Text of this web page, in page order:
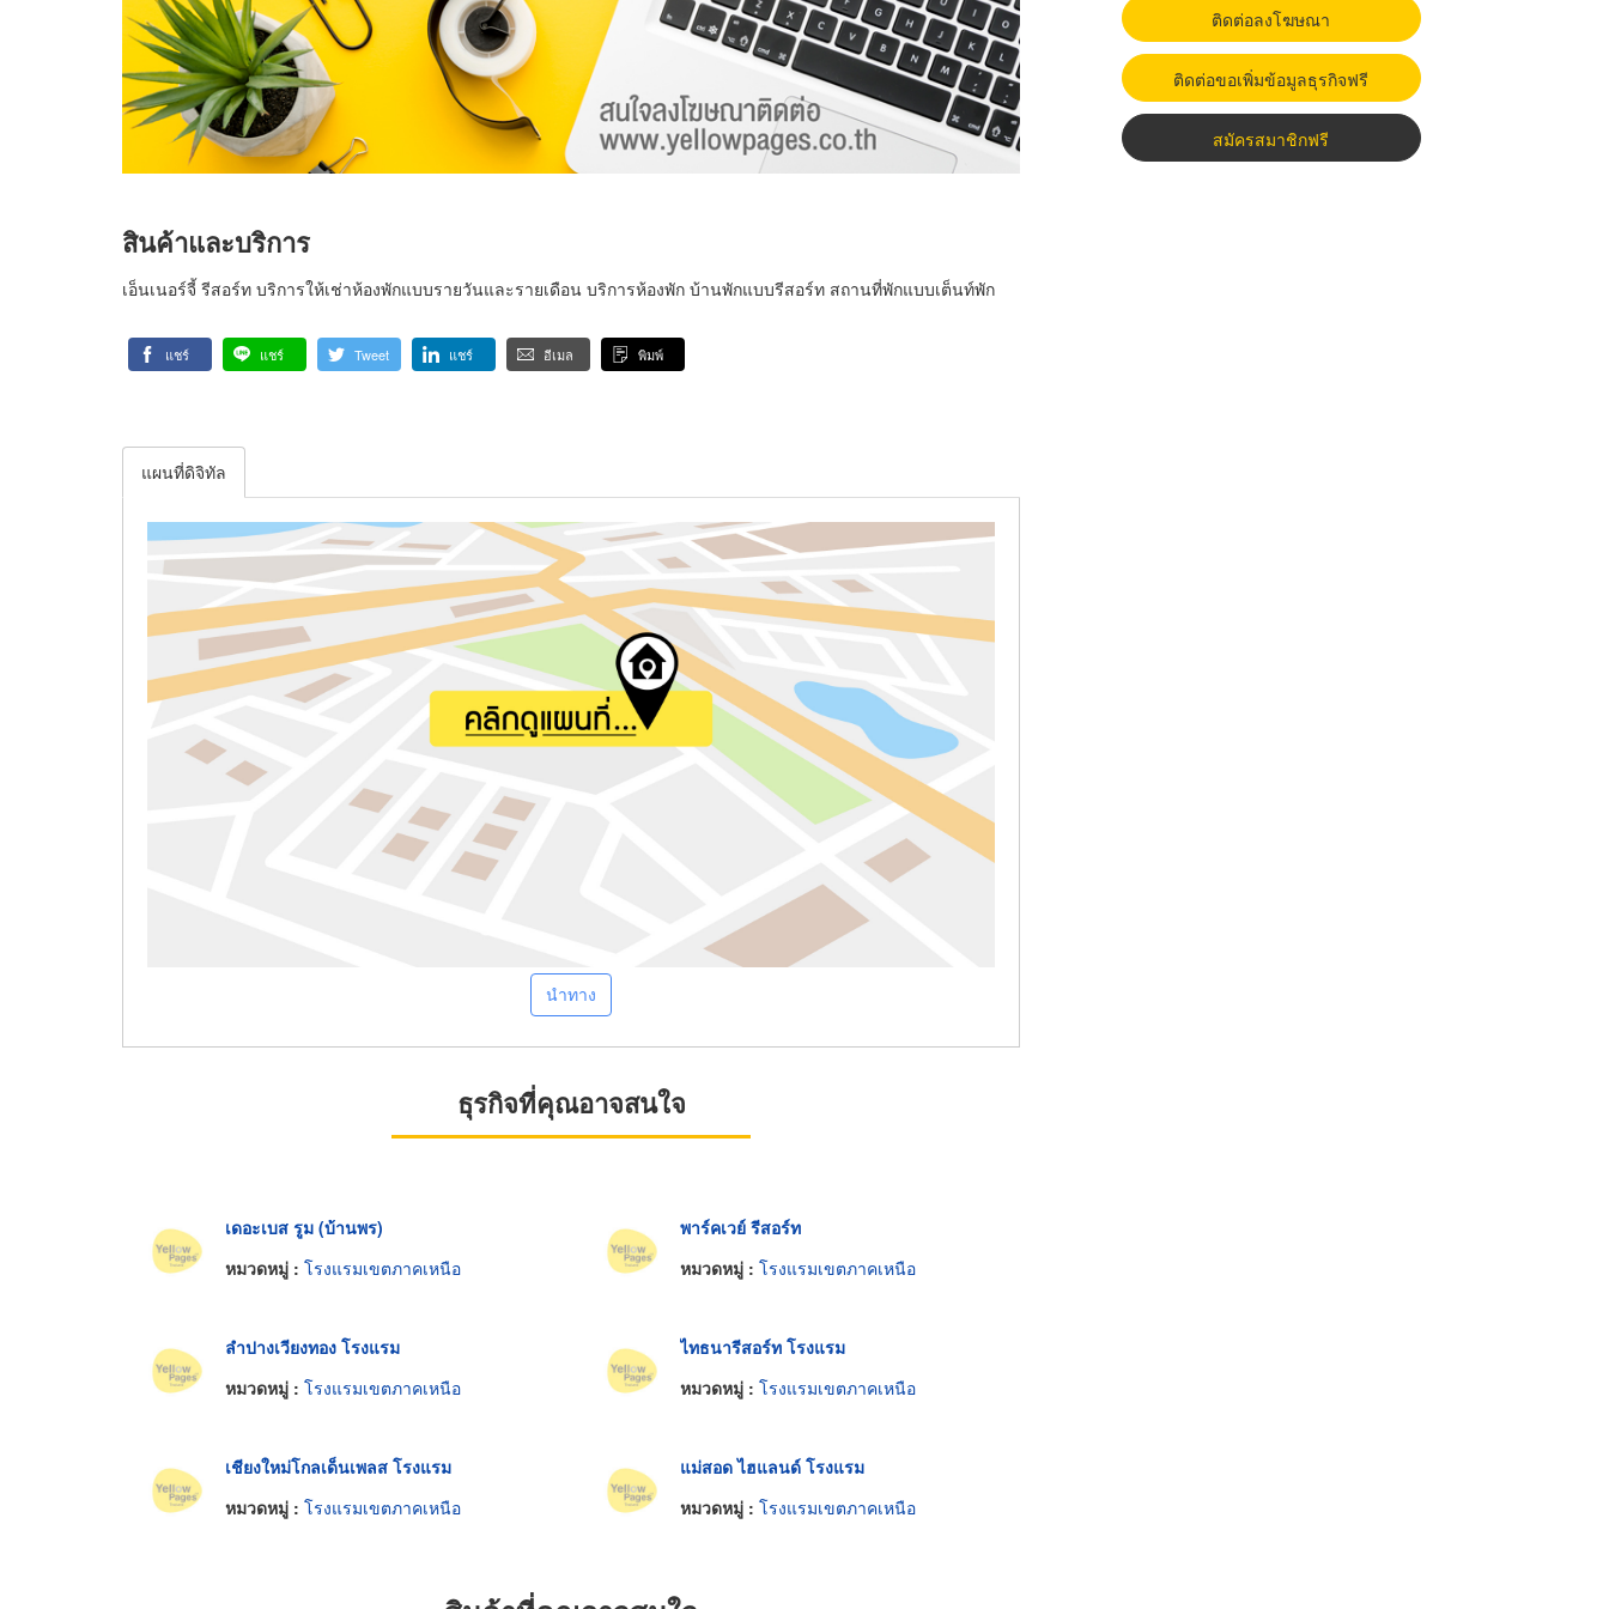
สินค้าและบริการ
เอ็นเนอร์จี้ รีสอร์ท บริการให้เช่าห้องพักแบบรายวันและรายเดือน บริการห้องพัก บ้านพักแบบรีสอร์ท สถานที่พักแบบเต็นท์พัก
แชร์ แชร์ Tweet แชร์ อีเมล พิมพ์
แผนที่ดิจิทัล
นำทาง
ธุรกิจที่คุณอาจสนใจ
เดอะเบส รูม (บ้านพร)
หมวดหมู่ : โรงแรมเขตภาคเหนือ
พาร์คเวย์ รีสอร์ท
หมวดหมู่ : โรงแรมเขตภาคเหนือ
ลำปางเวียงทอง โรงแรม
หมวดหมู่ : โรงแรมเขตภาคเหนือ
ไทธนารีสอร์ท โรงแรม
หมวดหมู่ : โรงแรมเขตภาคเหนือ
เชียงใหม่โกลเด็นเพลส โรงแรม
หมวดหมู่ : โรงแรมเขตภาคเหนือ
แม่สอด ไฮแลนด์ โรงแรม
หมวดหมู่ : โรงแรมเขตภาคเหนือ
ติดต่อลงโฆษณา
ติดต่อขอเพิ่มข้อมูลธุรกิจฟรี
สมัครสมาชิกฟรี